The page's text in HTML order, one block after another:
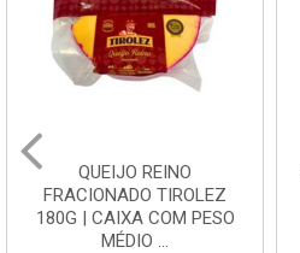
QUEIJO REINO
FRACIONADO TIROLEZ
180G | CAIXA COM PESO
MÉDIO ...